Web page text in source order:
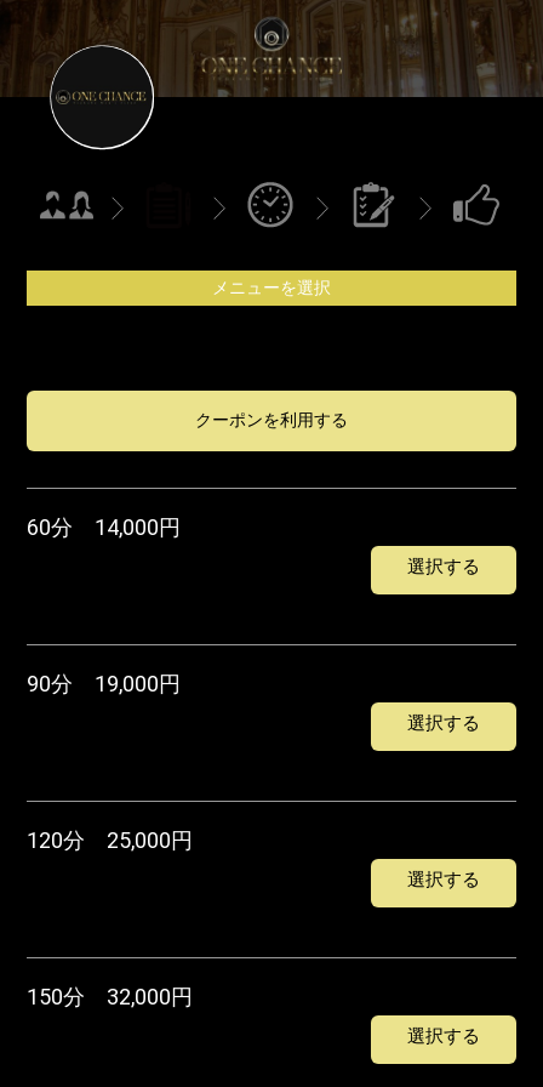
メニューを選択
クーポンを利用する
60分 14,000円
選択する
90分 19,000円
選択する
120分 25,000円
選択する
150分 32,000円
選択する